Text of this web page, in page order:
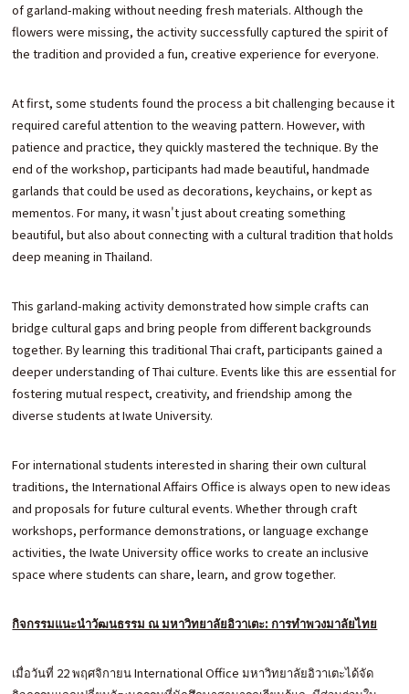
of garland-making without needing fresh materials. Although the
flowers were missing, the activity successfully captured the spirit of
the tradition and provided a fun, creative experience for everyone.
At first, some students found the process a bit challenging because it
required careful attention to the weaving pattern. However, with
patience and practice, they quickly mastered the technique. By the
end of the workshop, participants had made beautiful, handmade
garlands that could be used as decorations, keychains, or kept as
mementos. For many, it wasn't just about creating something
beautiful, but also about connecting with a cultural tradition that holds
deep meaning in Thailand.
This garland-making activity demonstrated how simple crafts can
bridge cultural gaps and bring people from different backgrounds
together. By learning this traditional Thai craft, participants gained a
deeper understanding of Thai culture. Events like this are essential for
fostering mutual respect, creativity, and friendship among the
diverse students at Iwate University.
For international students interested in sharing their own cultural
traditions, the International Affairs Office is always open to new ideas
and proposals for future cultural events. Whether through craft
workshops, performance demonstrations, or language exchange
activities, the Iwate University office works to create an inclusive
space where students can share, learn, and grow together.
กิจกรรมแนะนำวัฒนธรรม ณ มหาวิทยาลัยอิวาเตะ: การทำพวงมาลัยไทย
เมื่อวันที่ 22 พฤศจิกายน International Office มหาวิทยาลัยอิวาเตะได้จัด